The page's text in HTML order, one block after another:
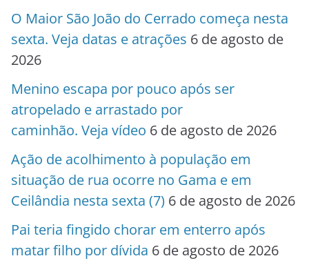
O Maior São João do Cerrado começa nesta
sexta. Veja datas e atrações 6 de agosto de
2026
Menino escapa por pouco após ser
atropelado e arrastado por
caminhão. Veja vídeo 6 de agosto de 2026
Ação de acolhimento à população em
situação de rua ocorre no Gama e em
Ceilândia nesta sexta (7) 6 de agosto de 2026
Pai teria fingido chorar em enterro após
matar filho por dívida 6 de agosto de 2026